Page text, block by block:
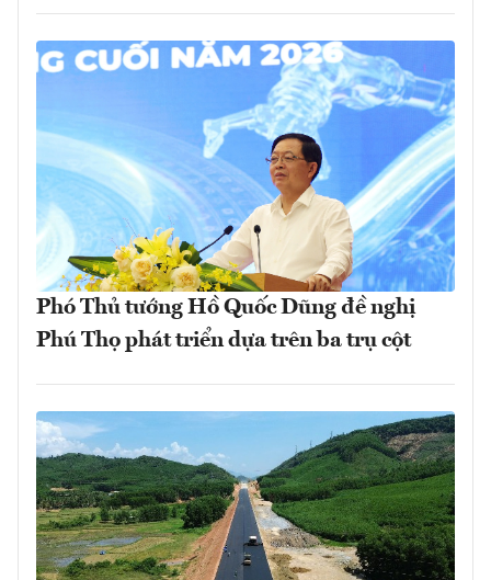
Phó Thủ tướng Hồ Quốc Dũng đề nghị
Phú Thọ phát triển dựa trên ba trụ cột